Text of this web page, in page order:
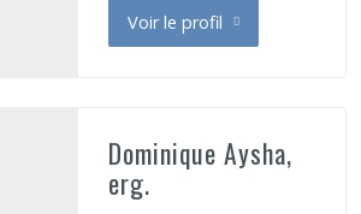
Voir le profil
de Deschênes Annie
Dominique Aysha,
erg.